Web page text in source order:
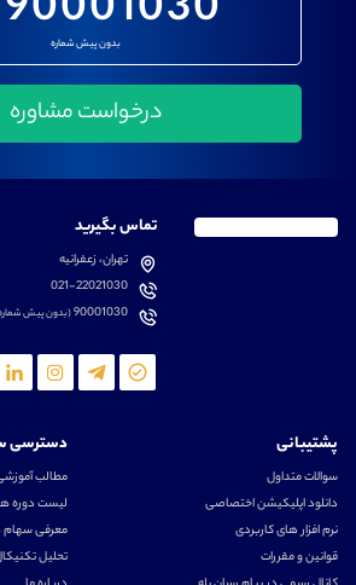
بدون پیش شماره
تماس بگیرید
تهران، زعفرانیه
021-22021030
90001030(بدون پیش
پشتیبانی
سوالات متداول
دانلود اپلیکیشن اختصاصی
نرم افزار های کاربردی
قوانین و مقررات
دسترسی
مطالب
لیست دوره
معرفی سهام
تحلیل